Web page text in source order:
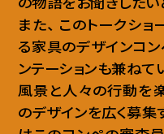
の物語をお聞きしたい
また、 このトークショ
る家具のデザインコン
ンテーションも兼ねて
風景と人々の行動を
のデザインを広く募集